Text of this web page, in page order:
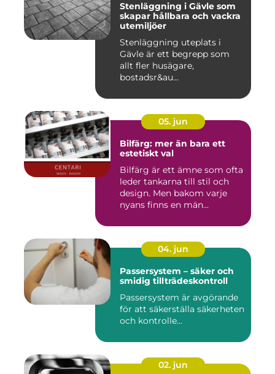
Stenläggning i Gävle som
skapar hållbara och vackra
utemiljöer
Stenläggning uteplats i
Gävle är ett begrepp som
allt fler husägare,
bostadsr&au...
05. jun
Bilfärg: mer än bara ett
estetiskt val
Bilfärg är ett ämne som ofta
leder tankarna till stil och
design. Men bakom varje
nyans finns en män...
04. jun
Passersystem – säker och
smidig tillträdeskontroll
Passersystem är avgörande
för att säkerställa säkerheten
och kontrolle...
02. jun